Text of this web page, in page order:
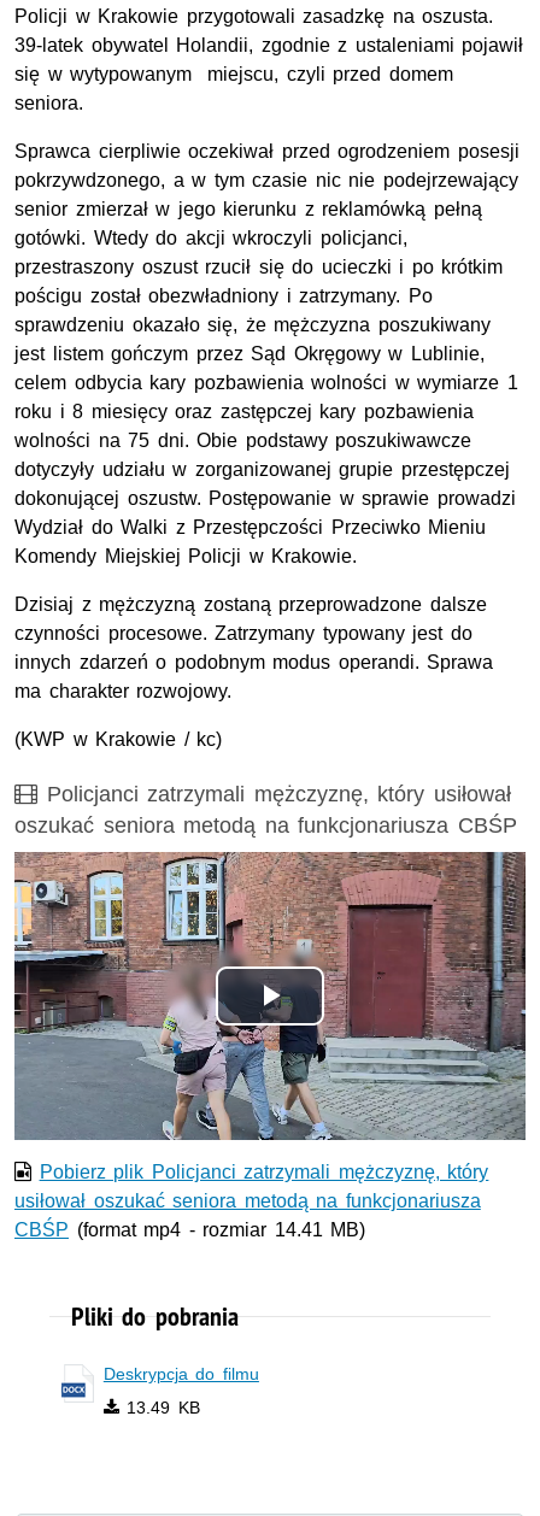
Policji w Krakowie przygotowali zasadzkę na oszusta.
39-latek obywatel Holandii, zgodnie z ustaleniami pojawił
się w wytypowanym miejscu, czyli przed domem
seniora.
Sprawca cierpliwie oczekiwał przed ogrodzeniem posesji
pokrzywdzonego, a w tym czasie nic nie podejrzewający
senior zmierzał w jego kierunku z reklamówką pełną
gotówki. Wtedy do akcji wkroczyli policjanci,
przestraszony oszust rzucił się do ucieczki i po krótkim
pościgu został obezwładniony i zatrzymany. Po
sprawdzeniu okazało się, że mężczyzna poszukiwany
jest listem gończym przez Sąd Okręgowy w Lublinie,
celem odbycia kary pozbawienia wolności w wymiarze 1
roku i 8 miesięcy oraz zastępczej kary pozbawienia
wolności na 75 dni. Obie podstawy poszukiwawcze
dotyczyły udziału w zorganizowanej grupie przestępczej
dokonującej oszustw. Postępowanie w sprawie prowadzi
Wydział do Walki z Przestępczości Przeciwko Mieniu
Komendy Miejskiej Policji w Krakowie.
Dzisiaj z mężczyzną zostaną przeprowadzone dalsze
czynności procesowe. Zatrzymany typowany jest do
innych zdarzeń o podobnym modus operandi. Sprawa
ma charakter rozwojowy.
(KWP w Krakowie / kc)
Film
Policjanci zatrzymali mężczyznę, który usiłował
oszukać seniora metodą na funkcjonariusza CBŚP
Odtwórz
wideo
Pobierz plik Policjanci zatrzymali mężczyznę, który
usiłował oszukać seniora metodą na funkcjonariusza
CBŚP (format mp4 - rozmiar 14.41 MB)
Pliki do pobrania
Deskrypcja do filmu
13.49 KB